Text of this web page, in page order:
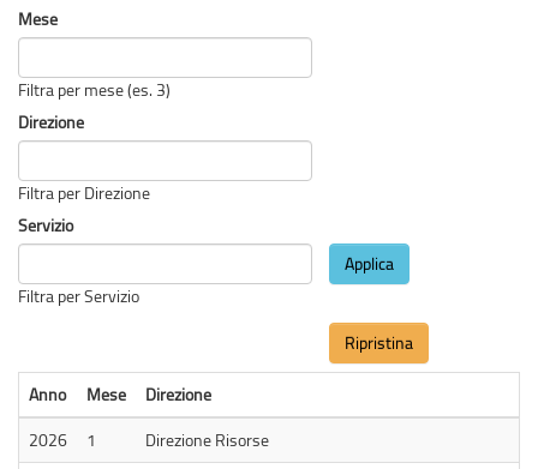
Mese
Filtra per mese (es. 3)
Direzione
Filtra per Direzione
Servizio
Filtra per Servizio
Applica
Ripristina
Anno Mese Direzione
2026
1 Direzione Risorse